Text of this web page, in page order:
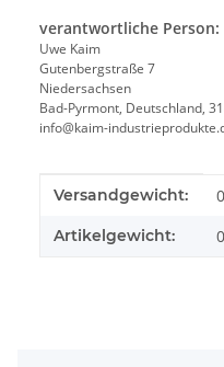
verantwortliche Person:
Uwe Kaim
Gutenbergstraße 7
Niedersachsen
Bad-Pyrmont, Deutschland,
info@kaim-
Produkteigenschaft
Wert
Versandgewicht:
Artikelgewicht: